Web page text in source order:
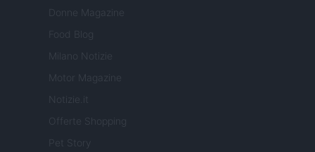
Donne Magazine
Food Blog
Milano Notizie
Motor Magazine
Notizie.it
Offerte Shopping